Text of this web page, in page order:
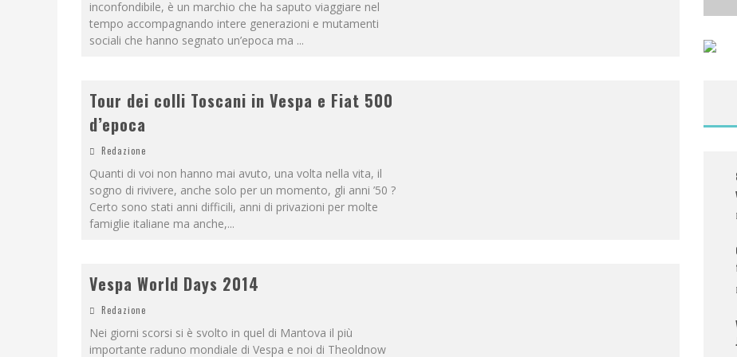
inconfondibile, è un marchio che ha saputo viaggiare nel
tempo accompagnando intere generazioni e mutamenti
sociali che hanno segnato un’epoca ma ...
Tour dei colli Toscani in Vespa e Fiat 500
d’epoca
Redazione
Quanti di voi non hanno mai avuto, una volta nella vita, il
sogno di rivivere, anche solo per un momento, gli anni ’50 ?
Certo sono stati anni difficili, anni di privazioni per molte
famiglie italiane ma anche,...
Vespa World Days 2014
Redazione
Nei giorni scorsi si è svolto in quel di Mantova il più
importante raduno mondiale di Vespa e noi di Theoldnow